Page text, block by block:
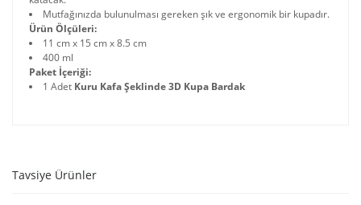
Mutfağınızda bulunulması gereken şık ve ergonomik bir kupadır.
Ürün Ölçüleri:
11 cm x 15 cm x 8.5 cm
400 ml
Paket İçeriği:
1 Adet Kuru Kafa Şeklinde 3D Kupa Bardak
Tavsiye Ürünler